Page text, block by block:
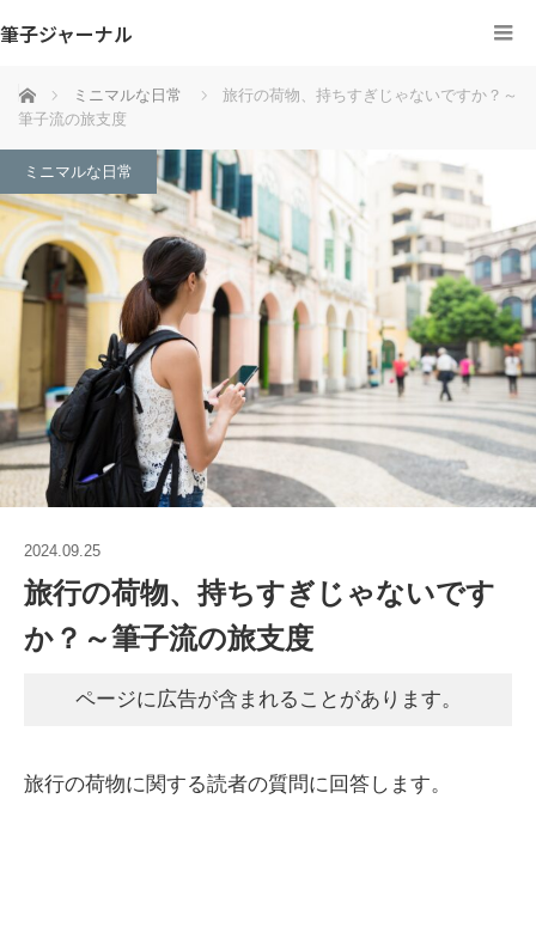
筆子ジャーナル
ホーム ミニマルな日常
旅行の荷物、持ちすぎじゃないですか？～
筆子流の旅支度
ミニマルな日常
2024.09.25
旅行の荷物、持ちすぎじゃないです
か？～筆子流の旅支度
ページに広告が含まれることがあります。
旅行の荷物に関する読者の質問に回答します。